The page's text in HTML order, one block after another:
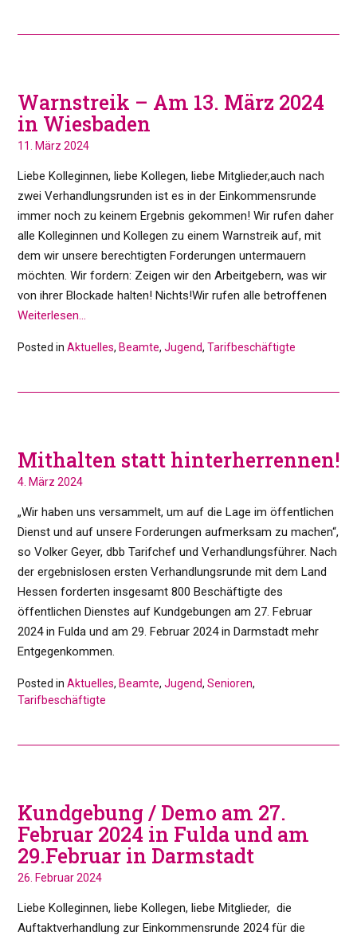
Warnstreik – Am 13. März 2024
in Wiesbaden
11. März 2024
Liebe Kolleginnen, liebe Kollegen, liebe Mitglieder,auch nach
zwei Verhandlungsrunden ist es in der Einkommensrunde
immer noch zu keinem Ergebnis gekommen! Wir rufen daher
alle Kolleginnen und Kollegen zu einem Warnstreik auf, mit
dem wir unsere berechtigten Forderungen untermauern
möchten. Wir fordern: Zeigen wir den Arbeitgebern, was wir
von ihrer Blockade halten! Nichts!Wir rufen alle betroffenen
Weiterlesen…
Posted in Aktuelles, Beamte, Jugend, Tarifbeschäftigte
Mithalten statt hinterherrennen!
4. März 2024
„Wir haben uns versammelt, um auf die Lage im öffentlichen
Dienst und auf unsere Forderungen aufmerksam zu machen“,
so Volker Geyer, dbb Tarifchef und Verhandlungsführer. Nach
der ergebnislosen ersten Verhandlungsrunde mit dem Land
Hessen forderten insgesamt 800 Beschäftigte des
öffentlichen Dienstes auf Kundgebungen am 27. Februar
2024 in Fulda und am 29. Februar 2024 in Darmstadt mehr
Entgegenkommen.
Posted in Aktuelles, Beamte, Jugend, Senioren,
Tarifbeschäftigte
Kundgebung / Demo am 27.
Februar 2024 in Fulda und am
29.Februar in Darmstadt
26. Februar 2024
Liebe Kolleginnen, liebe Kollegen, liebe Mitglieder, die
Auftaktverhandlung zur Einkommensrunde 2024 für die